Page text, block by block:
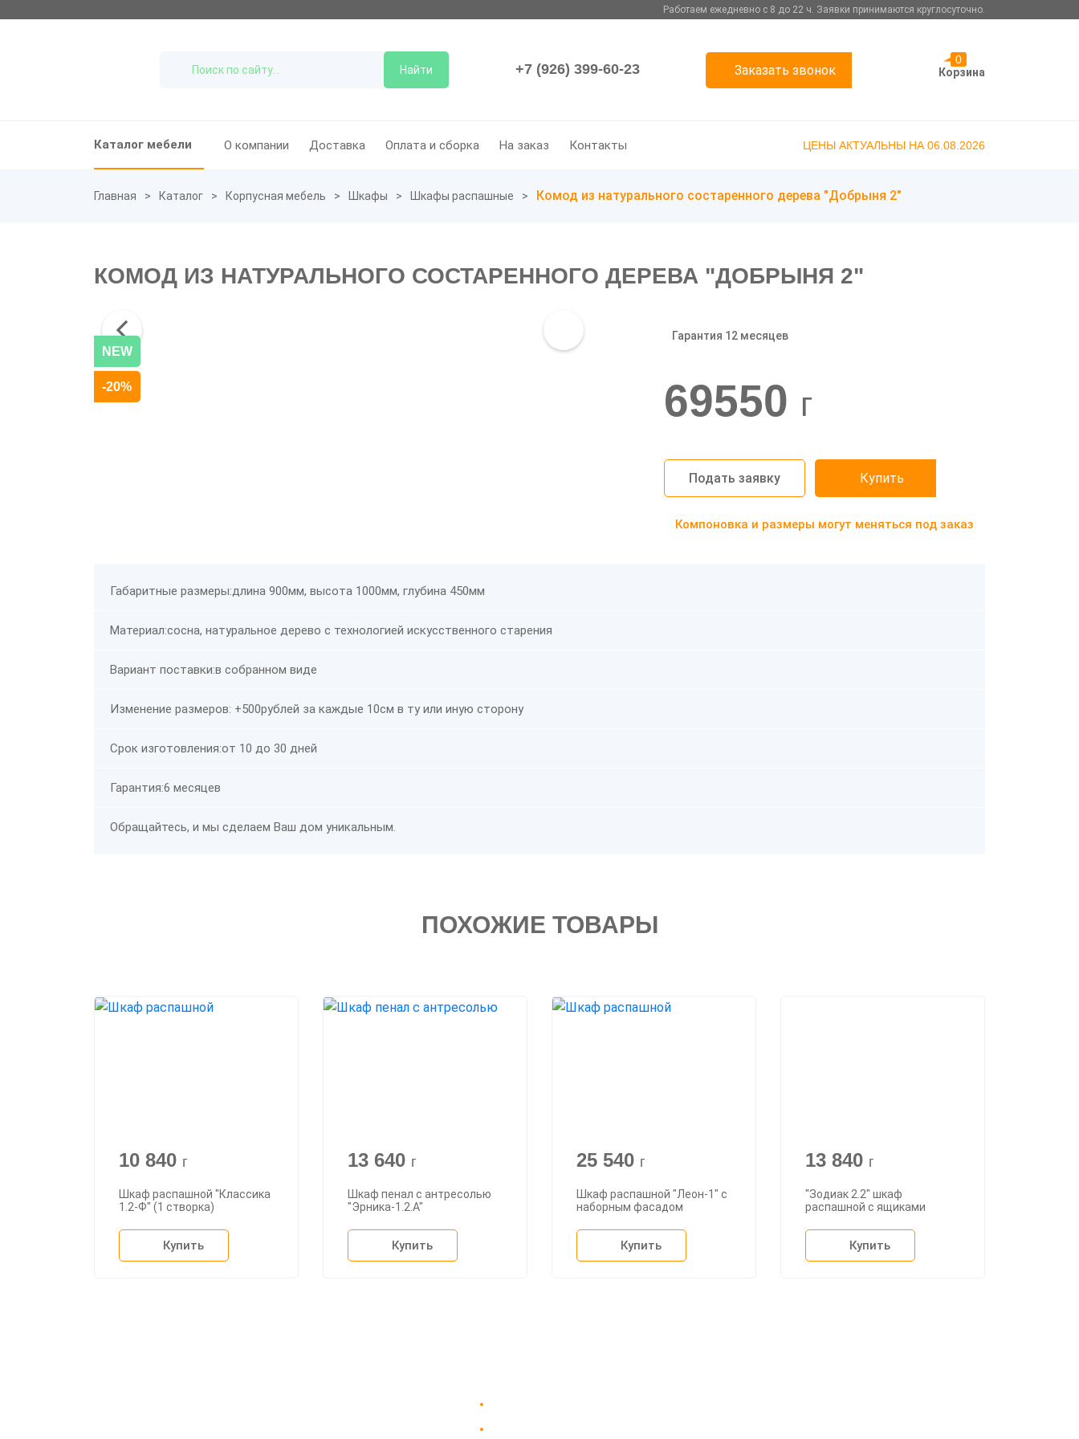
Работаем ежедневно с 8 до 22 ч. Заявки принимаются круглосуточно.
Найти +7 (926) 399-60-23 Заказать звонок
0
Корзина
Каталог мебели О компании Доставка Оплата и сборка На заказ Контакты ЦЕНЫ АКТУАЛЬНЫ НА 06.08.2026
Главная Каталог Корпусная мебель Шкафы Шкафы распашные Комод из натурального состаренного дерева "Добрыня 2"
КОМОД ИЗ НАТУРАЛЬНОГО СОСТАРЕННОГО ДЕРЕВА "ДОБРЫНЯ 2"
NEW
-20%
Гарантия 12 месяцев
69550 г
Подать заявку Купить
Компоновка и размеры могут меняться под заказ
Габаритные размеры:длина 900мм, высота 1000мм, глубина 450мм
Материал:сосна, натуральное дерево с технологией искусственного старения
Вариант поставки:в собранном виде
Изменение размеров: +500рублей за каждые 10см в ту или иную сторону
Срок изготовления:от 10 до 30 дней
Гарантия:6 месяцев
Обращайтесь, и мы сделаем Ваш дом уникальным.
ПОХОЖИЕ ТОВАРЫ
10 840 г
Шкаф распашной "Классика
1.2-Ф" (1 створка)
Купить
13 640 г
Шкаф пенал с антресолью
"Эрника-1.2.А"
Купить
25 540 г
Шкаф распашной "Леон-1" с
наборным фасадом
Купить
13 840 г
"Зодиак 2.2" шкаф
распашной с ящиками
Купить